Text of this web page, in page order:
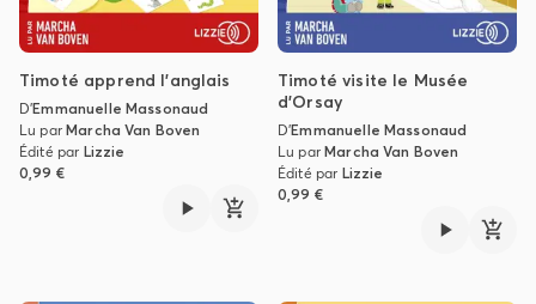
Timoté apprend l'anglais
D'Emmanuelle Massonaud
Lu parMarcha Van Boven
Édité par Lizzie
0,99 €
Timoté visite le Musée
d'Orsay
D'Emmanuelle Massonaud
Lu parMarcha Van Boven
Édité par Lizzie
0,99 €